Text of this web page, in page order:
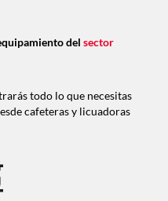
del sector
todo lo que necesitas
cafeteras y licuadoras